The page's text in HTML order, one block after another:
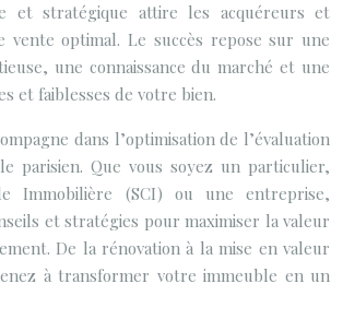
et stratégique attire les acquéreurs et
vente optimal. Le succès repose sur une
une connaissance du marché et une
et faiblesses de votre bien.
dans l’optimisation de l’évaluation
parisien. Que vous soyez un particulier,
Immobilière (SCI) ou une entreprise,
et stratégies pour maximiser la valeur
De la rénovation à la mise en valeur
à transformer votre immeuble en un